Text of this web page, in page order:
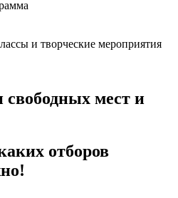
и творческие мероприятия
свободных мест и
отборов